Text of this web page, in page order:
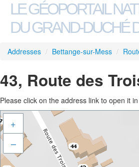
LE GÉOPORTAIL
DU GRAND-DUCHÉ
Addresses / Bettange-sur-Mess /
43, Route des
Please click on the address link to open it
+
–